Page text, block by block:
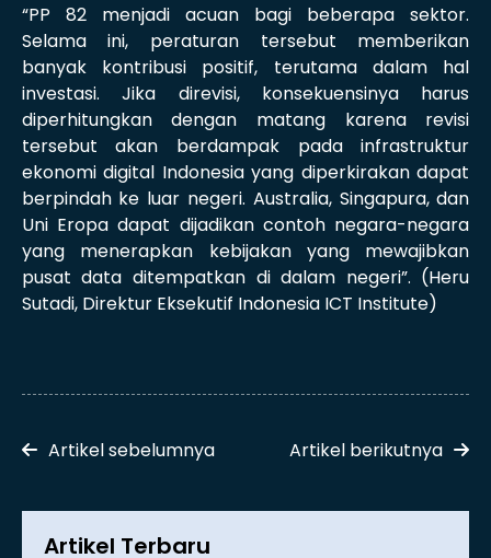
“PP 82 menjadi acuan bagi beberapa sektor.
Selama ini, peraturan tersebut memberikan
banyak kontribusi positif, terutama dalam hal
investasi. Jika direvisi, konsekuensinya harus
diperhitungkan dengan matang karena revisi
tersebut akan berdampak pada infrastruktur
ekonomi digital Indonesia yang diperkirakan dapat
berpindah ke luar negeri. Australia, Singapura, dan
Uni Eropa dapat dijadikan contoh negara-negara
yang menerapkan kebijakan yang mewajibkan
pusat data ditempatkan di dalam negeri”. (Heru
Sutadi, Direktur Eksekutif Indonesia ICT Institute)
Artikel sebelumnya Artikel berikutnya
Artikel Terbaru